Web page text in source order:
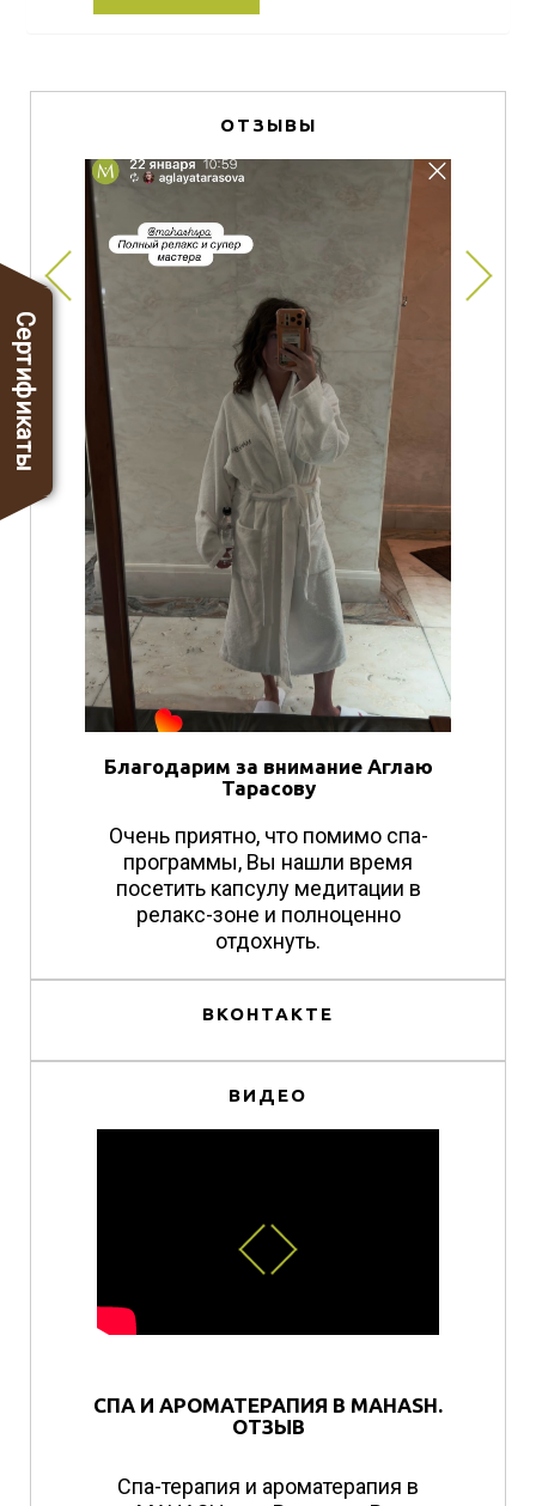
ОТЗЫВЫ
Благодарим за внимание Аглаю
Тарасову
Очень приятно, что помимо спа-
программы, Вы нашли время
посетить капсулу медитации в
релакс-зоне и полноценно
отдохнуть.
ВКОНТАКТЕ
ВИДЕО
СПА И АРОМАТЕРАПИЯ В MAHASH.
ОТЗЫВ
Спа-терапия и ароматерапия в
Сертификаты